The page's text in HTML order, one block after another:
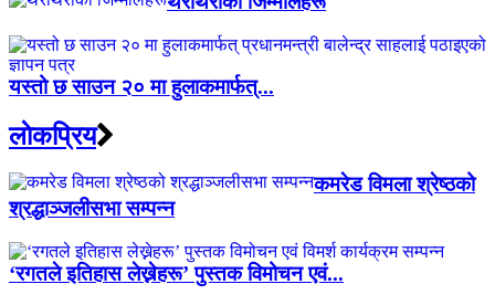
यस्तो छ साउन २० मा हुलाकमार्फत्...
लाेकप्रिय
कमरेड विमला श्रेष्ठको
श्रद्धाञ्जलीसभा सम्पन्न
‘रगतले इतिहास लेख्नेहरू’ पुस्तक विमोचन एवं...